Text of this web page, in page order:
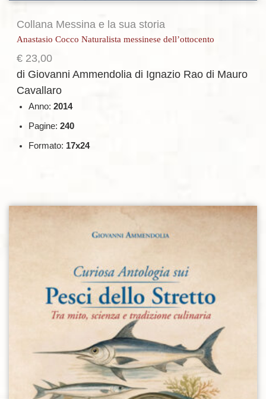
Collana Messina e la sua storia
Anastasio Cocco Naturalista messinese dell’ottocento
€ 23,00
di Giovanni Ammendolia di Ignazio Rao di Mauro
Cavallaro
Anno: 2014
Pagine: 240
Formato: 17x24